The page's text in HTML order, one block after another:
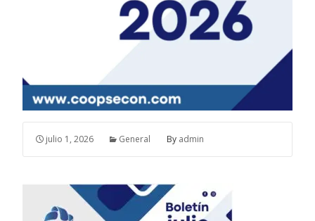
julio 1, 2026 General By admin